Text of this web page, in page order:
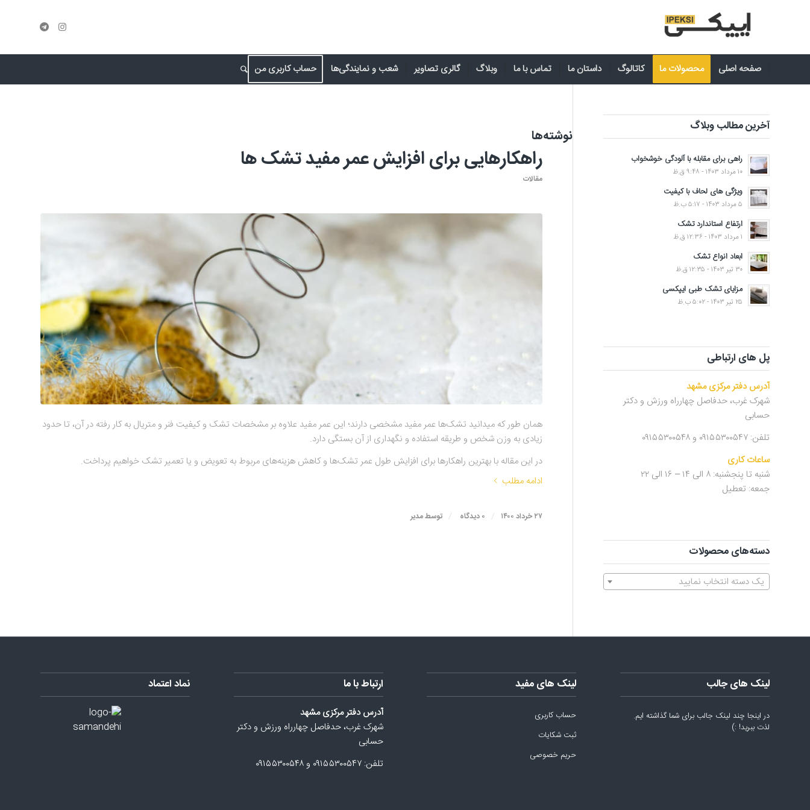
صفحه اصلی محصولات ما کاتالوگ داستان ما تماس با ما وبلاگ گالری تصاویر شعب و نمایندگی‌ها حساب کاربری من
نوشته‌ها
راهکارهایی برای افزایش عمر مفید تشک ها
مقالات
همان طور که می‎دانید تشک‌ها عمر مفید مشخصی دارند؛ این عمر مفید علاوه بر مشخصات تشک و کیفیت فنر و متریال به کار رفته در آن، تا حدود
زیادی به وزن شخص و طریقه استفاده و نگهداری از آن بستگی دارد.
در این مقاله با بهترین راهکارها برای افزایش طول عمر تشک‌ها و کاهش هزینه‌های مربوط به تعویض و یا تعمیر تشک خواهیم پرداخت.
ادامه مطلب
۲۷ خرداد ۱۴۰۰ / ۰ دیدگاه / توسطمدیر
آخرین مطالب وبلاگ
راهی برای مقابله با آلودگی خوشخواب
۱۰ مرداد ۱۴۰۳ - ۹:۴۸ ق.ظ
ویژگی های لحاف با کیفیت
۵ مرداد ۱۴۰۳ - ۵:۱۷ ب.ظ
ارتفاع استاندارد تشک
۱ مرداد ۱۴۰۳ - ۱۲:۳۶ ق.ظ
ابعاد انواع تشک
۳۰ تیر ۱۴۰۳ - ۱۲:۳۵ ق.ظ
مزایای تشک طبی ایپکسی
۲۵ تیر ۱۴۰۳ - ۵:۰۲ ب.ظ
پل های ارتباطی
آدرس دفتر مرکزی مشهد
شهرک غرب، حدفاصل چهارراه ورزش و دکتر
حسابی
تلفن: ۰۹۱۵۵۳۰۰۵۴۷ و ۰۹۱۵۵۳۰۰۵۴۸
ساعات کاری
شنبه تا پنجشنبه: ۸ الی ۱۴ – ۱۶ الی ۲۲
جمعه: تعطیل
دسته‌های محصولات
یک دسته انتخاب نمایید
لینک های جالب
در اینجا چند لینک جالب برای شما گذاشته ایم.
لذت ببرید! :)
لینک های مفید
حساب کاربری
ثبت شکایات
حریم خصوصی
ارتباط با ما
آدرس دفتر مرکزی مشهد
شهرک غرب، حدفاصل چهارراه ورزش و دکتر
حسابی
تلفن: ۰۹۱۵۵۳۰۰۵۴۷ و ۰۹۱۵۵۳۰۰۵۴۸
نماد اعتماد